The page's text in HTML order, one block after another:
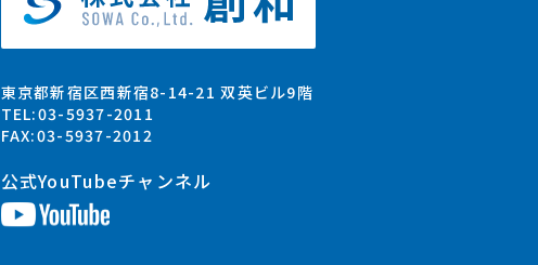
東京都新宿区西新宿8-14-21 双英ビル9階
TEL:03-5937-2011
FAX:03-5937-2012
公式YouTubeチャンネル